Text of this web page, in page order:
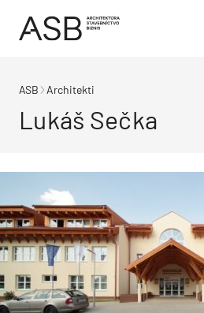
ASB Architekti
Lukáš Sečka